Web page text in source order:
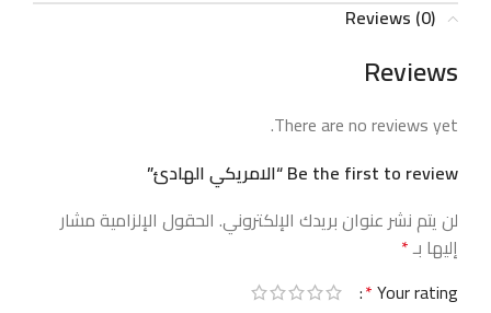
Reviews (0)
Reviews
There are no reviews yet.
Be the first to review “الامريكي الهادئ”
لن يتم نشر عنوان بريدك الإلكتروني. الحقول الإلزامية مشار
إليها بـ*
Your rating
*